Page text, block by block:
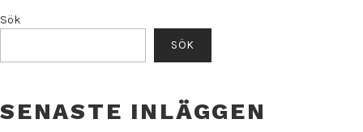
Sök
SÖK
SENASTE INLÄGGEN